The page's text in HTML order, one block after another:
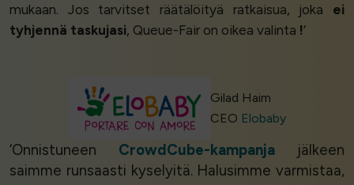
mukaan. Jos tarvitset räätälöityä ratkaisua, joka ei
tyhjennä taskujasi, Queue-Fair on oikea valinta !’
Gilad Haim
CEO Elobaby
‘Onnistuneen CrowdCube-kampanja jälkeen
saimme runsaasti kyselyitä. Halusimme varmistaa,